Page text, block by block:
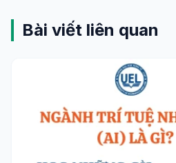
Bài viết liên quan